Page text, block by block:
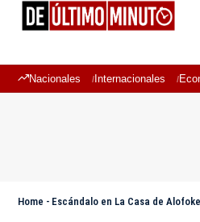
Nacionales Internacionales
Home - Escándalo en La Casa de